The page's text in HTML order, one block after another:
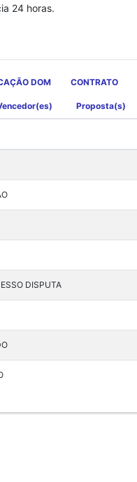
24 horas.
DOM CONTRATO
Proposta(s)
DISPUTA